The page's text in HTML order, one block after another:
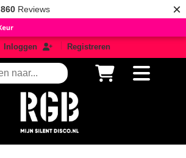
860 Reviews ×
login
Inloggen registreren
Registreren